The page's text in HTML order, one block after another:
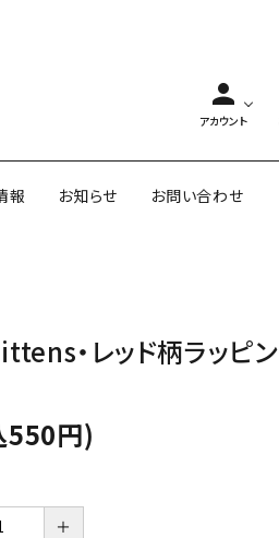
person
アカウント
ズオーダー受注生産
ング用リボン・紐
報 お知らせ お問い合わせ
・レッド柄ラッピ
円)
＋